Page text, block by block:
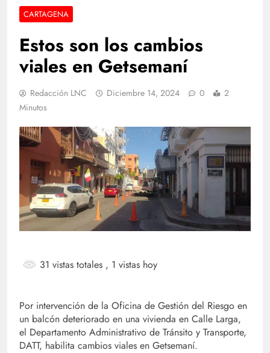
CARTAGENA
Estos son los cambios
viales en Getsemaní
Redacción LNC Diciembre 14, 2024 0
2
Minutos
31 vistas totales , 1 vistas hoy
Por intervención de la Oficina de Gestión del Riesgo en
un balcón deteriorado en una vivienda en Calle Larga,
el Departamento Administrativo de Tránsito y Transporte,
DATT, habilita cambios viales en Getsemaní.